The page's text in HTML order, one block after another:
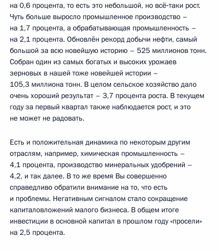
на 0,6 процента, то есть это небольшой, но всё‑таки рост.
Чуть больше выросло промышленное производство –
на 1,7 процента, а обрабатывающая промышленность –
на 2,1 процента. Обновлён рекорд добычи нефти, самый
большой за всю новейшую историю – 525 миллионов тонн.
Собран один из самых богатых и высоких урожаев
зерновых в нашей тоже новейшей истории –
105,3 миллиона тонн. В целом сельское хозяйство дало
очень хороший результат – 3,7 процента роста. В текущем
году за первый квартал также наблюдается рост, и это
не может не радовать.
Есть и положительная динамика по некоторым другим
отраслям, например, химическая промышленность –
4,1 процента, производство минеральных удобрений –
4,2, и так далее. В то же время Вы совершенно
справедливо обратили внимание на то, что есть
и проблемы. Негативным сигналом стало сокращение
капиталовложений малого бизнеса. В общем итоге
инвестиции в основной капитал в прошлом году «просели»
на 2,5 процента.